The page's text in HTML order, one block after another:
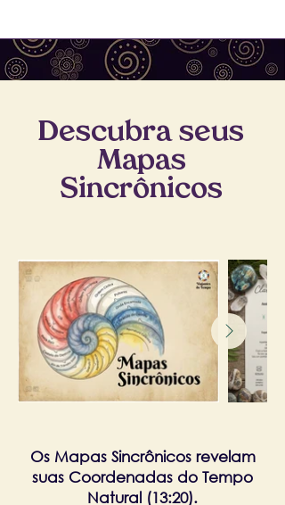
Descubra seus
Mapas
Sincrônicos
Os Mapas Sincrônicos revelam
suas Coordenadas do Tempo
Natural (13:20).